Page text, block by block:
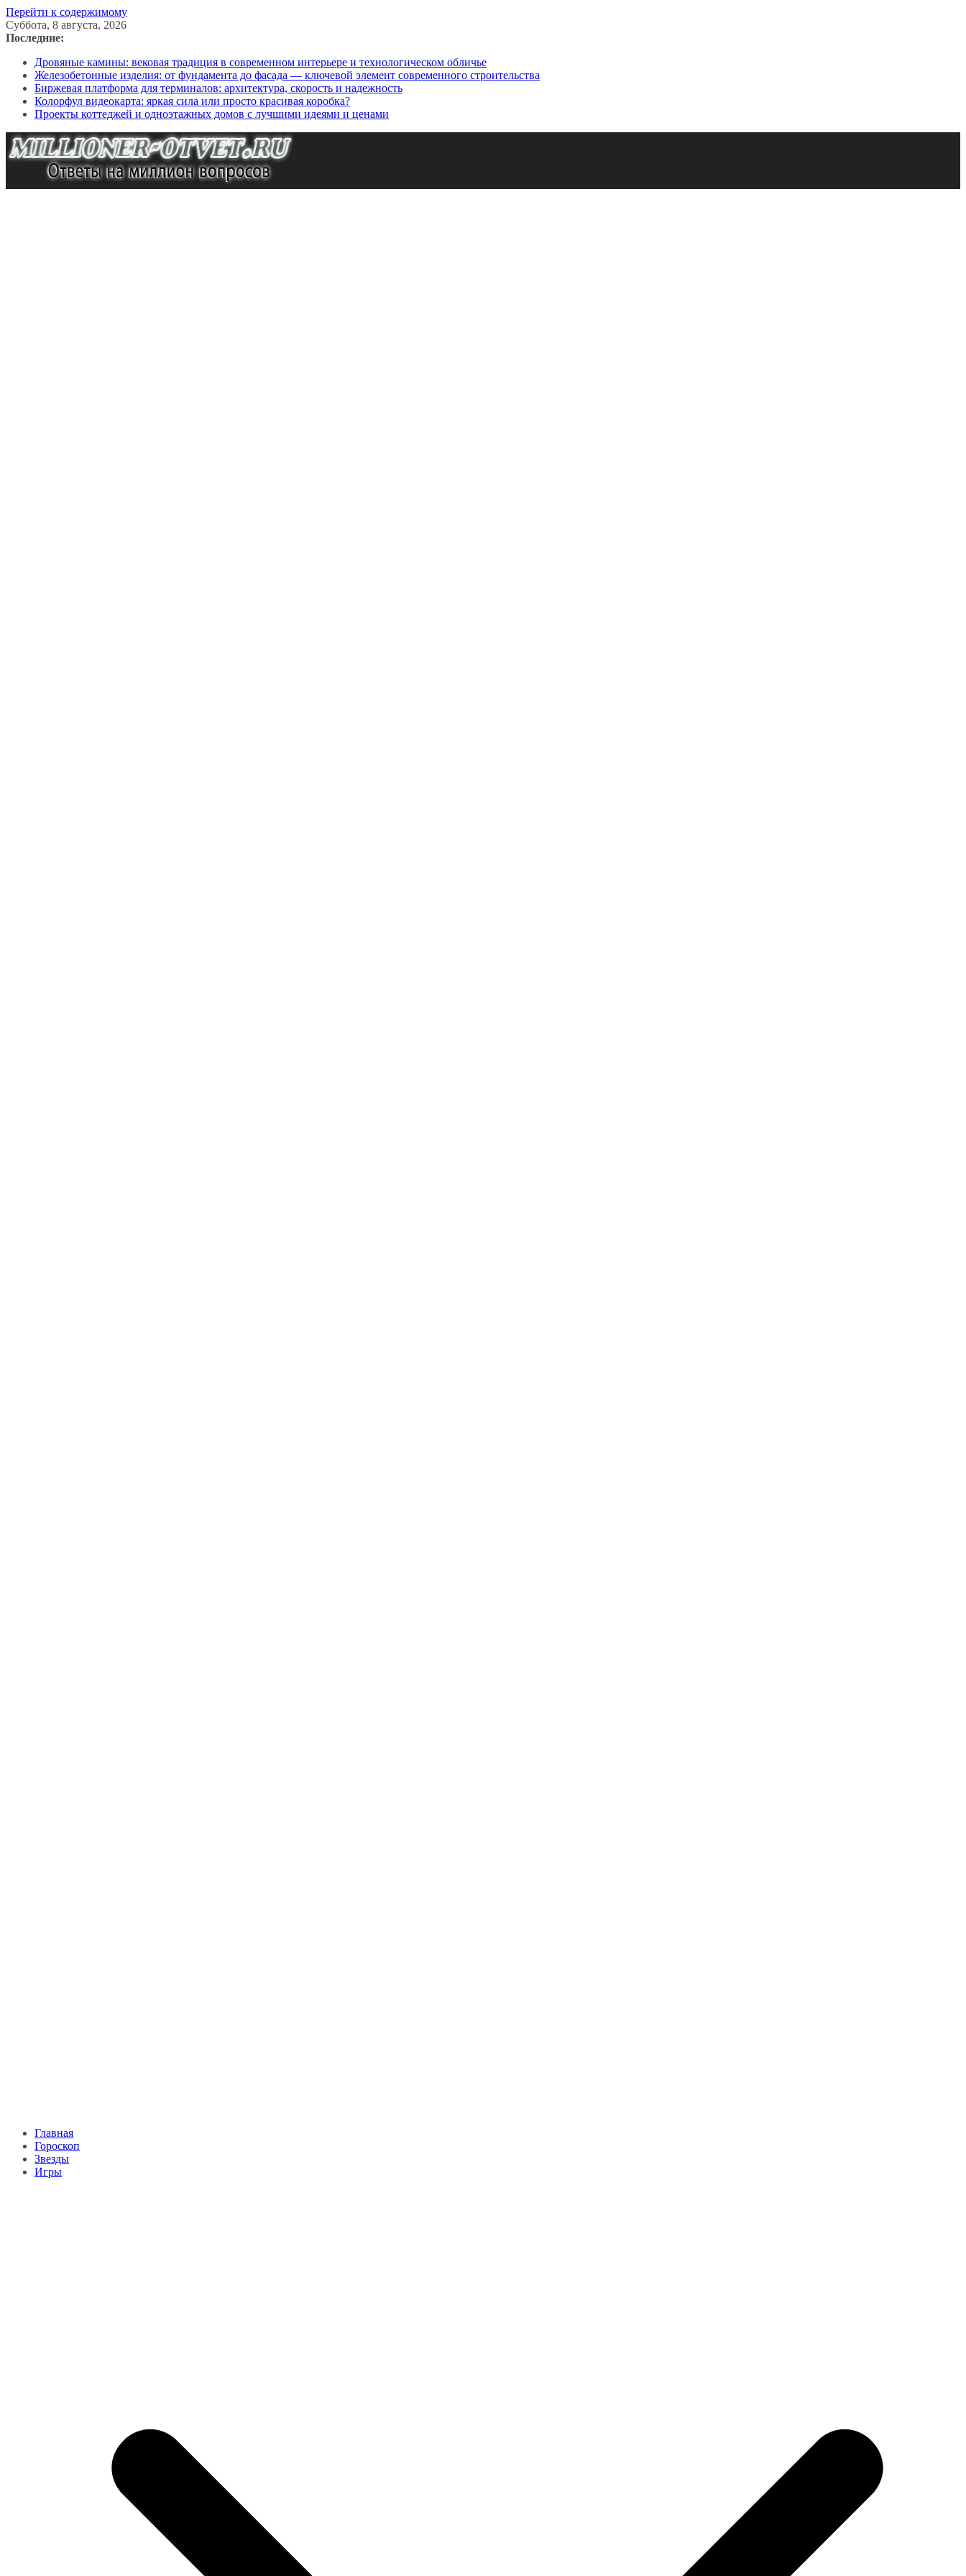
Перейти к содержимому
Суббота, 8 августа, 2026
Последние:
Дровяные камины: вековая традиция в современном интерьере и технологическом обличье
Железобетонные изделия: от фундамента до фасада — ключевой элемент современного строительства
Биржевая платформа для терминалов: архитектура, скорость и надежность
Колорфул видеокарта: яркая сила или просто красивая коробка?
Проекты коттеджей и одноэтажных домов с лучшими идеями и ценами
Главная
Гороскоп
Звезды
Игры